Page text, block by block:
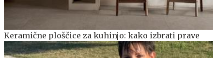
Keramične ploščice za kuhinjo: kako izbrati prave